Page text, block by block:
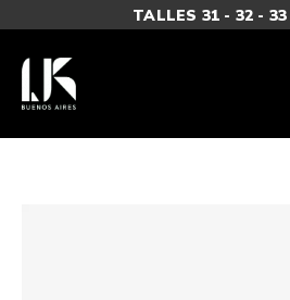
TALLES 31 - 32 - 33